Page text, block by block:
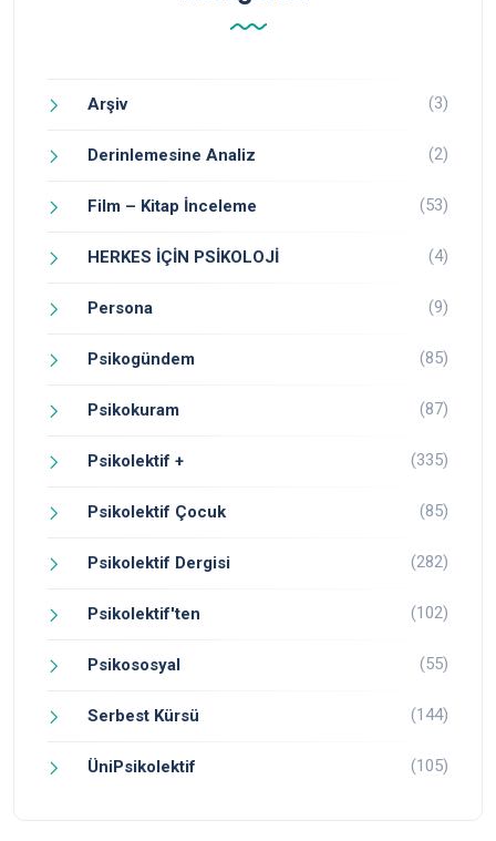
Arşiv (3)
Derinlemesine Analiz (2)
Film – Kitap İnceleme (53)
HERKES İÇİN PSİKOLOJİ (4)
Persona (9)
Psikogündem (85)
Psikokuram (87)
Psikolektif + (335)
Psikolektif Çocuk (85)
Psikolektif Dergisi (282)
Psikolektif'ten (102)
Psikososyal (55)
Serbest Kürsü (144)
ÜniPsikolektif (105)